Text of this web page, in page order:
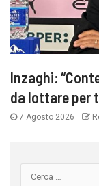
Inzaghi:
da lottare per
7 Agosto 2026